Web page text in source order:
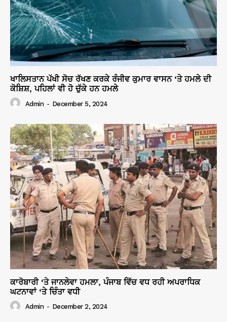
ਖਾਲਿਸਤਾਨ ਪੱਖੀ ਸੋਚ ਰੱਖਣ ਕਰਕੇ ਰੰਜੀਵ ਕੁਮਾਰ ਵਾਸਨ ‘ਤੇ ਹਮਲੇ ਦੀ
ਕੋਸ਼ਿਸ਼, ਪਹਿਲਾਂ ਵੀ ਹੋ ਚੁੱਕੇ ਹਨ ਹਮਲੇ
Admin - December 5, 2024
ਕਾਰੋਬਾਰੀ ‘ਤੇ ਜਾਨਲੇਵਾ ਹਮਲਾ, ਪੰਜਾਬ ਵਿੱਚ ਵਧ ਰਹੀ ਅਪਰਾਧਿਕ
ਘਟਨਾਵਾਂ ‘ਤੇ ਚਿੰਤਾ ਵਧੀ
Admin - December 2, 2024